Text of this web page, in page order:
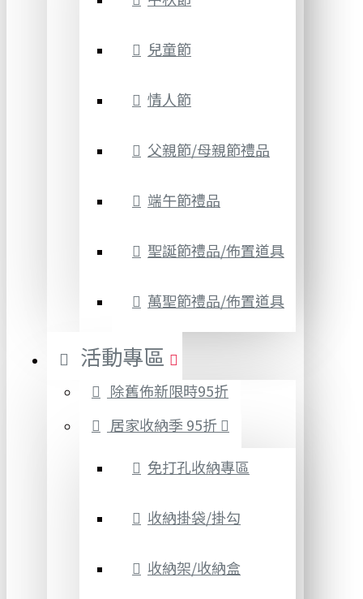
兒童節
情人節
父親節/母親節禮品
端午節禮品
聖誕節禮品/佈置道具
萬聖節禮品/佈置道具
活動專區
除舊佈新限時95折
居家收納季 95折
免打孔收納專區
收納掛袋/掛勾
收納架/收納盒